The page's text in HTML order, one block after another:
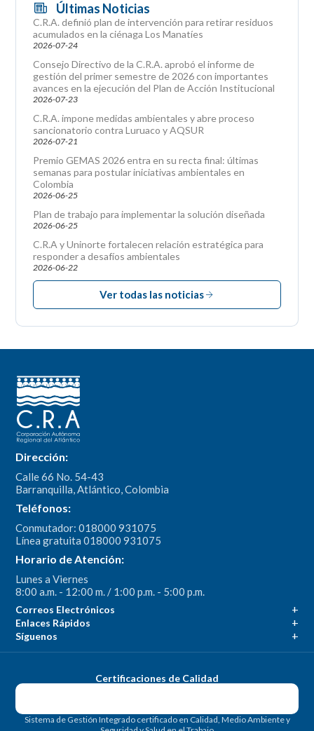
Últimas Noticias
C.R.A. definió plan de intervención para retirar residuos
acumulados en la ciénaga Los Manatíes
2026-07-24
Consejo Directivo de la C.R.A. aprobó el informe de
gestión del primer semestre de 2026 con importantes
avances en la ejecución del Plan de Acción Institucional
2026-07-23
C.R.A. impone medidas ambientales y abre proceso
sancionatorio contra Luruaco y AQSUR
2026-07-21
Premio GEMAS 2026 entra en su recta final: últimas
semanas para postular iniciativas ambientales en
Colombia
2026-06-25
Plan de trabajo para implementar la solución diseñada
2026-06-25
C.R.A y Uninorte fortalecen relación estratégica para
responder a desafíos ambientales
2026-06-22
Ver todas las noticias
Dirección:
Calle 66 No. 54-43
Barranquilla, Atlántico, Colombia
Teléfonos:
Conmutador: 018000 931075
Línea gratuita 018000 931075
Horario de Atención:
Lunes a Viernes
8:00 a.m. - 12:00 m. / 1:00 p.m. - 5:00 p.m.
Correos Electrónicos
Enlaces Rápidos
Síguenos
Certificaciones de Calidad
Sistema de Gestión Integrado certificado en Calidad, Medio Ambiente y